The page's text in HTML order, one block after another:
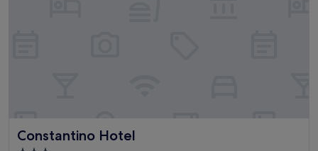
Constantino Hotel
Constantino Hotel